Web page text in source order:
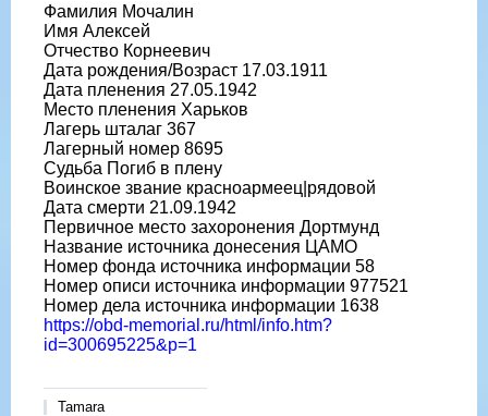
Фамилия Мочалин
Имя Алексей
Отчество Корнеевич
Дата рождения/Возраст 17.03.1911
Дата пленения 27.05.1942
Место пленения Харьков
Лагерь шталаг 367
Лагерный номер 8695
Судьба Погиб в плену
Воинское звание красноармеец|рядовой
Дата смерти 21.09.1942
Первичное место захоронения Дортмунд
Название источника донесения ЦАМО
Номер фонда источника информации 58
Номер описи источника информации 977521
Номер дела источника информации 1638
https://obd-memorial.ru/html/info.htm?
id=300695225&p=1
Tamara